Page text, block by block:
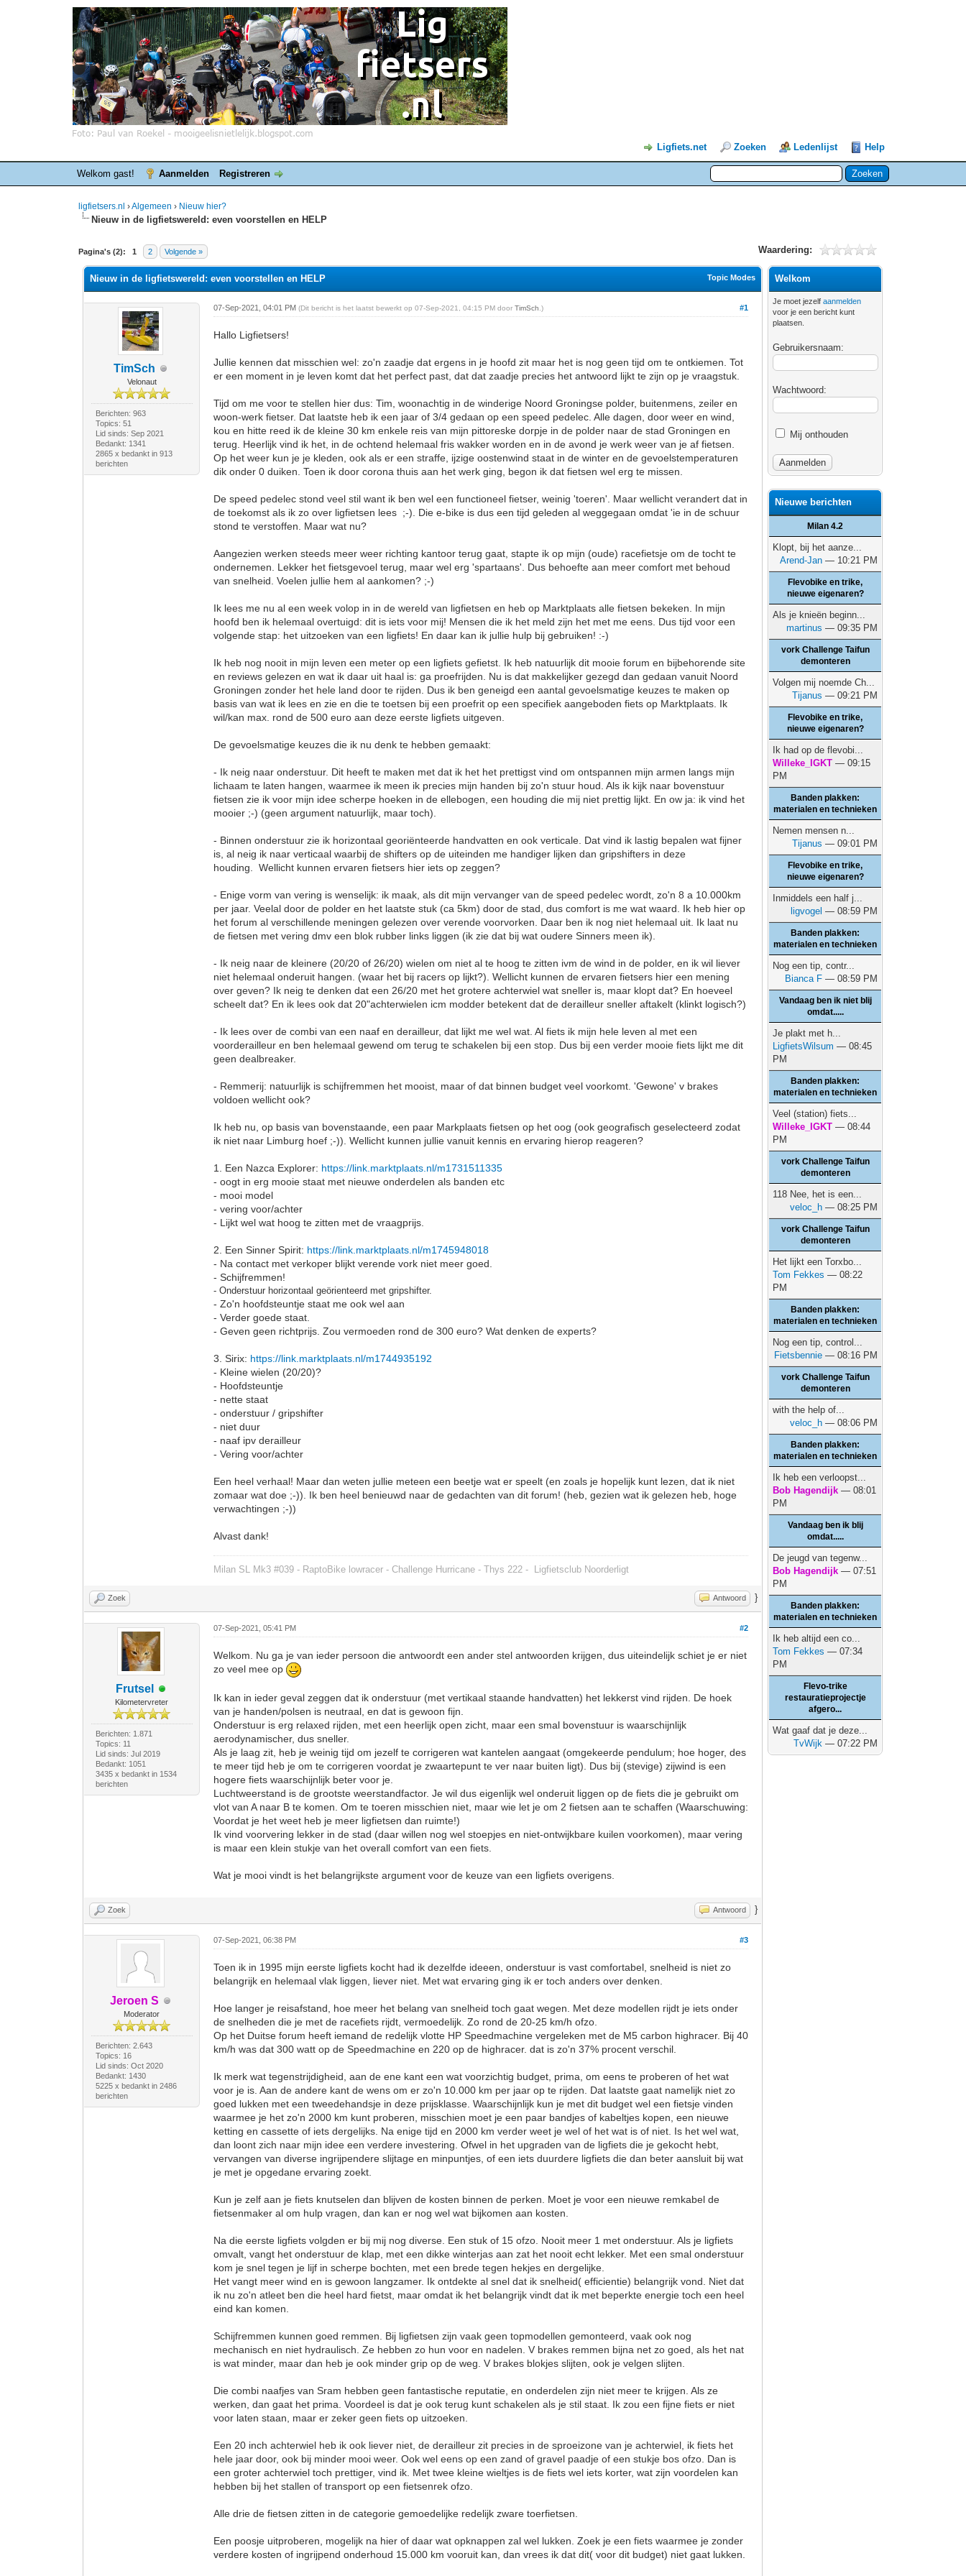
Ligfiets.net Zoeken Ledenlijst Help
Welkom gast! Aanmelden Registreren
ligfietsers.nl ›Algemeen › Nieuw hier?
Nieuw in de ligfietswereld: even voorstellen en HELP
Pagina's (2): 1 2 Volgende » Waardering:
0 stemmen - gemiddelde waardering is 0
1
2
3
4
5
Topic Modes
Nieuw in de ligfietswereld: even voorstellen en HELP
TimSch
Velonaut
Berichten: 963
Topics: 51
Lid sinds: Sep 2021
Bedankt: 1341
2865 x bedankt in 913
berichten
#1
07-Sep-2021, 04:01 PM(Dit bericht is het laatst bewerkt op 07-Sep-2021, 04:15 PM doorTimSch .)
Hallo Ligfietsers!
Jullie kennen dat misschien wel: zo'n zaadje dat ergens in je hoofd zit maar het is nog geen tijd om te ontkiemen. Tot
er een moment in je leven komt dat het perfect past, dat dat zaadje precies het antwoord lijkt te zijn op je vraagstuk.
Tijd om me voor te stellen hier dus: Tim, woonachtig in de winderige Noord Groningse polder, buitenmens, zeiler en
woon-werk fietser. Dat laatste heb ik een jaar of 3/4 gedaan op een speed pedelec. Alle dagen, door weer en wind,
kou en hitte reed ik de kleine 30 km enkele reis van mijn pittoreske dorpje in de polder naar de stad Groningen en
terug. Heerlijk vind ik het, in de ochtend helemaal fris wakker worden en in de avond je werk weer van je af fietsen.
Op het weer kun je je kleden, ook als er een straffe, ijzige oostenwind staat in de winter en de gevoelstemperaturen
dik onder 0 duiken. Toen ik door corona thuis aan het werk ging, begon ik dat fietsen wel erg te missen.
De speed pedelec stond veel stil want ik ben wel een functioneel fietser, weinig 'toeren'. Maar wellicht verandert dat in
de toekomst als ik zo over ligfietsen lees ;-). Die e-bike is dus een tijd geleden al weggegaan omdat 'ie in de schuur
stond te verstoffen. Maar wat nu?
Aangezien werken steeds meer weer richting kantoor terug gaat, stapte ik op mijn (oude) racefietsje om de tocht te
ondernemen. Lekker het fietsgevoel terug, maar wel erg 'spartaans'. Dus behoefte aan meer comfort met behoud
van snelheid. Voelen jullie hem al aankomen? ;-)
Ik lees me nu al een week volop in in de wereld van ligfietsen en heb op Marktplaats alle fietsen bekeken. In mijn
hoofd ben ik helemaal overtuigd: dit is iets voor mij! Mensen die ik het meld zijn het met me eens. Dus tijd voor een
volgende stap: het uitzoeken van een ligfiets! En daar kan ik jullie hulp bij gebruiken! :-)
Ik heb nog nooit in mijn leven een meter op een ligfiets gefietst. Ik heb natuurlijk dit mooie forum en bijbehorende site
en reviews gelezen en wat ik daar uit haal is: ga proefrijden. Nu is dat makkelijker gezegd dan gedaan vanuit Noord
Groningen zonder het hele land door te rijden. Dus ik ben geneigd een aantal gevoelsmatige keuzes te maken op
basis van wat ik lees en zie en die te toetsen bij een proefrit op een specifiek aangeboden fiets op Marktplaats. Ik
wil/kan max. rond de 500 euro aan deze eerste ligfiets uitgeven.
De gevoelsmatige keuzes die ik nu denk te hebben gemaakt:
- Ik neig naar onderstuur. Dit heeft te maken met dat ik het het prettigst vind om ontspannen mijn armen langs mijn
lichaam te laten hangen, waarmee ik meen ik precies mijn handen bij zo'n stuur houd. Als ik kijk naar bovenstuur
fietsen zie ik voor mijn idee scherpe hoeken in de ellebogen, een houding die mij niet prettig lijkt. En ow ja: ik vind het
mooier ;-) (geen argument natuurlijk, maar toch).
- Binnen onderstuur zie ik horizontaal georiënteerde handvatten en ook verticale. Dat vind ik lastig bepalen wat fijner
is, al neig ik naar verticaal waarbij de shifters op de uiteinden me handiger lijken dan gripshifters in deze
houding. Wellicht kunnen ervaren fietsers hier iets op zeggen?
- Enige vorm van vering is wenselijk: ik maak, als dit mijn vervanger van de speed pedelec wordt, zo'n 8 a 10.000km
per jaar. Veelal door de polder en het laatste stuk (ca 5km) door de stad, dus comfort is me wat waard. Ik heb hier op
het forum al verschillende meningen gelezen over verende voorvorken. Daar ben ik nog niet helemaal uit. Ik laat nu
de fietsen met vering dmv een blok rubber links liggen (ik zie dat bij wat oudere Sinners meen ik).
- Ik neig naar de kleinere (20/20 of 26/20) wielen om niet al te hoog te zitten ivm de wind in de polder, en ik wil liever
niet helemaal onderuit hangen. (waar het bij racers op lijkt?). Wellicht kunnen de ervaren fietsers hier een mening
over geven? Ik neig te denken dat een 26/20 met het grotere achterwiel wat sneller is, maar klopt dat? En hoeveel
scheelt dat? En ik lees ook dat 20"achterwielen icm modder betekent dat de derailleur sneller aftakelt (klinkt logisch?)
- Ik lees over de combi van een naaf en derailleur, dat lijkt me wel wat. Al fiets ik mijn hele leven al met een
voorderailleur en ben helemaal gewend om terug te schakelen bij een stop. Dus bij een verder mooie fiets lijkt me dit
geen dealbreaker.
- Remmerij: natuurlijk is schijfremmen het mooist, maar of dat binnen budget veel voorkomt. 'Gewone' v brakes
voldoen wellicht ook?
Ik heb nu, op basis van bovenstaande, een paar Markplaats fietsen op het oog (ook geografisch geselecteerd zodat
ik niet naar Limburg hoef ;-)). Wellicht kunnen jullie vanuit kennis en ervaring hierop reageren?
1. Een Nazca Explorer: https://link.marktplaats.nl/m1731511335
- oogt in erg mooie staat met nieuwe onderdelen als banden etc
- mooi model
- vering voor/achter
- Lijkt wel wat hoog te zitten met de vraagprijs.
2. Een Sinner Spirit: https://link.marktplaats.nl/m1745948018
- Na contact met verkoper blijkt verende vork niet meer goed.
- Schijfremmen!
- Onderstuur horizontaal geörienteerd met gripshifter.
- Zo'n hoofdsteuntje staat me ook wel aan
- Verder goede staat.
- Geven geen richtprijs. Zou vermoeden rond de 300 euro? Wat denken de experts?
3. Sirix: https://link.marktplaats.nl/m1744935192
- Kleine wielen (20/20)?
- Hoofdsteuntje
- nette staat
- onderstuur / gripshifter
- niet duur
- naaf ipv derailleur
- Vering voor/achter
Een heel verhaal! Maar dan weten jullie meteen een beetje wat er speelt (en zoals je hopelijk kunt lezen, dat ik niet
zomaar wat doe ;-)). Ik ben heel benieuwd naar de gedachten van dit forum! (heb, gezien wat ik gelezen heb, hoge
verwachtingen ;-))
Alvast dank!
Milan SL Mk3 #039 - RaptoBike lowracer - Challenge Hurricane - Thys 222 - Ligfietsclub Noorderligt
Zoek Antwoord }
Frutsel
Kilometervreter
Berichten: 1.871
Topics: 11
Lid sinds: Jul 2019
Bedankt: 1051
3435 x bedankt in 1534
berichten
#2
07-Sep-2021, 05:41 PM
Welkom. Nu ga je van ieder persoon die antwoordt een ander stel antwoorden krijgen, dus uiteindelijk schiet je er niet
zo veel mee op
Ik kan in ieder geval zeggen dat ik onderstuur (met vertikaal staande handvatten) het lekkerst vind rijden. De hoek
van je handen/polsen is neutraal, en dat is gewoon fijn.
Onderstuur is erg relaxed rijden, met een heerlijk open zicht, maar een smal bovenstuur is waarschijnlijk
aerodynamischer, dus sneller.
Als je laag zit, heb je weinig tijd om jezelf te corrigeren wat kantelen aangaat (omgekeerde pendulum; hoe hoger, des
te meer tijd heb je om te corrigeren voordat je zwaartepunt te ver naar buiten ligt). Dus bij (stevige) zijwind is een
hogere fiets waarschijnlijk beter voor je.
Luchtweerstand is de grootste weerstandfactor. Je wil dus eigenlijk wel onderuit liggen op de fiets die je gebruikt om
vlot van A naar B te komen. Om te toeren misschien niet, maar wie let je om 2 fietsen aan te schaffen (Waarschuwing:
Voordat je het weet heb je meer ligfietsen dan ruimte!)
Ik vind voorvering lekker in de stad (daar willen nog wel stoepjes en niet-ontwijkbare kuilen voorkomen), maar vering
is maar een klein stukje van het overall comfort van een fiets.
Wat je mooi vindt is het belangrijkste argument voor de keuze van een ligfiets overigens.
Zoek Antwoord }
Jeroen S
Moderator
Berichten: 2.643
Topics: 16
Lid sinds: Oct 2020
Bedankt: 1430
5225 x bedankt in 2486
berichten
#3
07-Sep-2021, 06:38 PM
Toen ik in 1995 mijn eerste ligfiets kocht had ik dezelfde ideeen, onderstuur is vast comfortabel, snelheid is niet zo
belangrijk en helemaal vlak liggen, liever niet. Met wat ervaring ging ik er toch anders over denken.
Hoe langer je reisafstand, hoe meer het belang van snelheid toch gaat wegen. Met deze modellen rijdt je iets onder
de snelheden die je met de racefiets rijdt, vermoedelijk. Zo rond de 20-25 km/h ofzo.
Op het Duitse forum heeft iemand de redelijk vlotte HP Speedmachine vergeleken met de M5 carbon highracer. Bij 40
km/h was dat 300 watt op de Speedmachine en 220 op de highracer. dat is zo'n 37% procent verschil.
Ik merk wat tegenstrijdigheid, aan de ene kant een wat voorzichtig budget, prima, om eens te proberen of het wat
voor je is. Aan de andere kant de wens om er zo'n 10.000 km per jaar op te rijden. Dat laatste gaat namelijk niet zo
goed lukken met een tweedehandsje in deze prijsklasse. Waarschijnlijk kun je met dit budget wel een fietsje vinden
waarmee je het zo'n 2000 km kunt proberen, misschien moet je een paar bandjes of kabeltjes kopen, een nieuwe
ketting en cassette of iets dergelijks. Na enige tijd en 2000 km verder weet je wel of het wat is of niet. Is het wel wat,
dan loont zich naar mijn idee een verdere investering. Ofwel in het upgraden van de ligfiets die je gekocht hebt,
vervangen van diverse ingrijpendere slijtage en minpuntjes, of een iets duurdere ligfiets die dan beter aansluit bij wat
je met je opgedane ervaring zoekt.
Kun je zelf aan je fiets knutselen dan blijven de kosten binnen de perken. Moet je voor een nieuwe remkabel de
fietsenmaker al om hulp vragen, dan kan er nog wel wat bijkomen aan kosten.
Na die eerste ligfiets volgden er bij mij nog diverse. Een stuk of 15 ofzo. Nooit meer 1 met onderstuur. Als je ligfiets
omvalt, vangt het onderstuur de klap, met een dikke winterjas aan zat het nooit echt lekker. Met een smal onderstuur
kom je snel tegen je lijf in scherpe bochten, met een brede tegen hekjes en dergelijke.
Het vangt meer wind en is gewoon langzamer. Ik ontdekte al snel dat ik snelheid( efficientie) belangrijk vond. Niet dat
ik nu zo'n atleet ben die heel hard fietst, maar omdat ik het belangrijk vindt dat ik met beperkte energie toch een heel
eind kan komen.
Schijfremmen kunnen goed remmen. Bij ligfietsen zijn vaak geen topmodellen gemonteerd, vaak ook nog
mechanisch en niet hydraulisch. Ze hebben zo hun voor en nadelen. V brakes remmen bijna net zo goed, als het nat
is wat minder, maar dan heb je ook minder grip op de weg. V brakes blokjes slijten, ook je velgen slijten.
Die combi naafjes van Sram hebben geen fantastische reputatie, en onderdelen zijn niet meer te krijgen. Als ze
werken, dan gaat het prima. Voordeel is dat je ook terug kunt schakelen als je stil staat. Ik zou een fijne fiets er niet
voor laten staan, maar er zeker geen fiets op uitzoeken.
Een 20 inch achterwiel heb ik ook liever niet, de derailleur zit precies in de sproeizone van je achterwiel, ik fiets het
hele jaar door, ook bij minder mooi weer. Ook wel eens op een zand of gravel paadje of een stukje bos ofzo. Dan is
een groter achterwiel toch prettiger, vind ik. Met twee kleine wieltjes is de fiets wel iets korter, wat zijn voordelen kan
hebben bij het stallen of transport op een fietsenrek ofzo.
Alle drie de fietsen zitten in de categorie gemoedelijke redelijk zware toerfietsen.
Een poosje uitproberen, mogelijk na hier of daar wat opknappen zal wel lukken. Zoek je een fiets waarmee je zonder
verdere kosten of ingrijpend onderhoud 15.000 km vooruit kan, dan vrees ik dat dit( voor dit budget) niet gaat lukken.
Welkom
Je moet jezelfaanmelden
voor je een bericht kunt
plaatsen.
Gebruikersnaam:
Wachtwoord:
Mij onthouden
Nieuwe berichten
Milan 4.2
Klopt, bij het aanze...
Arend-Jan — 10:21 PM
Flevobike en trike,
nieuwe eigenaren?
Als je knieën beginn...
martinus — 09:35 PM
vork Challenge Taifun
demonteren
Volgen mij noemde Ch...
Tijanus — 09:21 PM
Flevobike en trike,
nieuwe eigenaren?
Ik had op de flevobi...
Willeke_IGKT — 09:15
PM
Banden plakken:
materialen en technieken
Nemen mensen n...
Tijanus — 09:01 PM
Flevobike en trike,
nieuwe eigenaren?
Inmiddels een half j...
ligvogel — 08:59 PM
Banden plakken:
materialen en technieken
Nog een tip, contr...
Bianca F — 08:59 PM
Vandaag ben ik niet blij
omdat.....
Je plakt met h...
LigfietsWilsum — 08:45
PM
Banden plakken:
materialen en technieken
Veel (station) fiets...
Willeke_IGKT — 08:44
PM
vork Challenge Taifun
demonteren
118 Nee, het is een...
veloc_h — 08:25 PM
vork Challenge Taifun
demonteren
Het lijkt een Torxbo...
Tom Fekkes — 08:22
PM
Banden plakken:
materialen en technieken
Nog een tip, control...
Fietsbennie — 08:16 PM
vork Challenge Taifun
demonteren
with the help of...
veloc_h — 08:06 PM
Banden plakken:
materialen en technieken
Ik heb een verloopst...
Bob Hagendijk — 08:01
PM
Vandaag ben ik blij
omdat.....
De jeugd van tegenw...
Bob Hagendijk — 07:51
PM
Banden plakken:
materialen en technieken
Ik heb altijd een co...
Tom Fekkes — 07:34
PM
Flevo-trike
restauratieprojectje
afgero...
Wat gaaf dat je deze...
TvWijk — 07:22 PM